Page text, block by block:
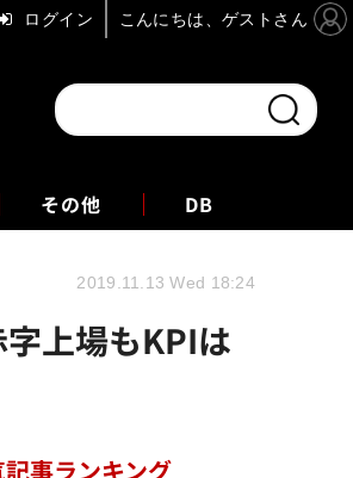
その他 DB
上場もKPIは
2019.11.13 Wed 18:24
事ランキング
ログイン こんにちは、ゲストさん